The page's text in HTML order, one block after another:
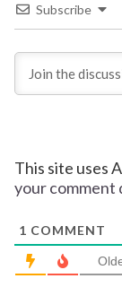
Subscribe
This site uses
your comment
1 COMMENT